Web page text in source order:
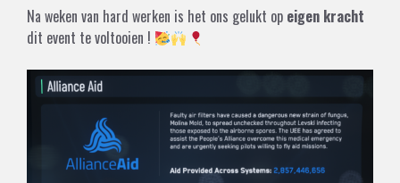
Na weken van hard werken is het ons gelukt op eigen kracht
dit event te voltooien !